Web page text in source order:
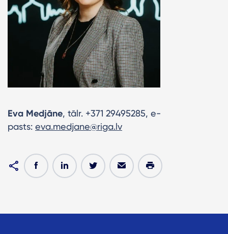
Eva Medjāne, tālr. +371 29495285, e-
pasts: eva.medjane@riga.lv